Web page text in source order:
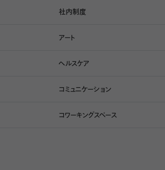
ース
ら仕事ができる空間が理想的ですね。」
るオフィスがいいです。
は、決められた場所で過ごしてきましたから。で
社内制度
アート
ヘルスケア
コミュニケーション
コワーキングスペース